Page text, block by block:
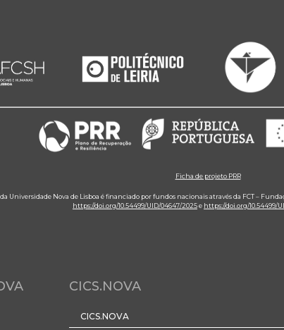
Ficha de projeto PRR
Universidade Nova de Lisboa é financiado por fundos nacionais através da FCT –
https://doi.org/10.54499/UID/04647/2025e https://doi.org/10.54499/
CICS.NOVA
CICS.NOVA